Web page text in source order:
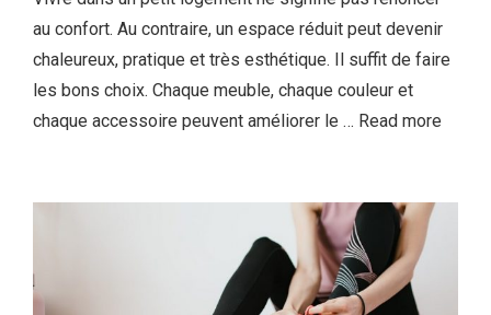
au confort. Au contraire, un espace réduit peut devenir
chaleureux, pratique et très esthétique. Il suffit de faire
les bons choix. Chaque meuble, chaque couleur et
chaque accessoire peuvent améliorer le … Read more